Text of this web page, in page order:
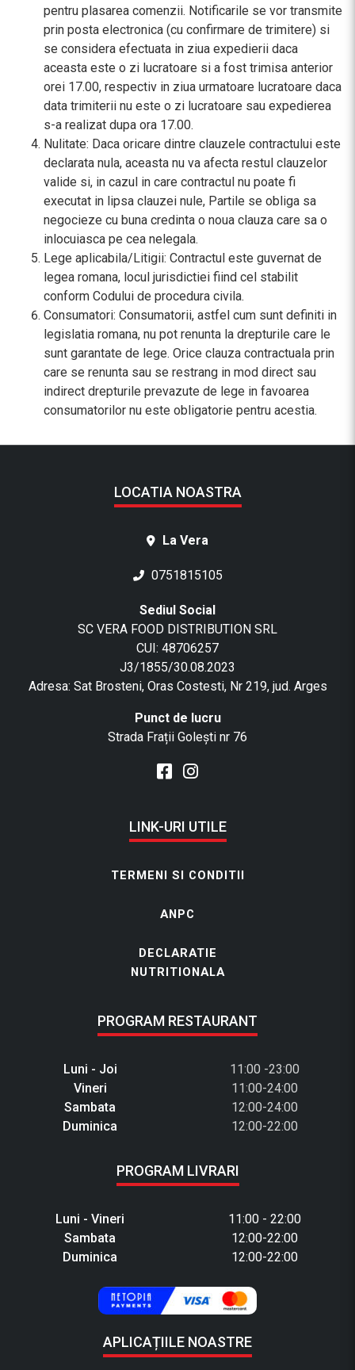
pentru plasarea comenzii. Notificarile se vor transmite
prin posta electronica (cu confirmare de trimitere) si
se considera efectuata in ziua expedierii daca
aceasta este o zi lucratoare si a fost trimisa anterior
orei 17.00, respectiv in ziua urmatoare lucratoare daca
data trimiterii nu este o zi lucratoare sau expedierea
s-a realizat dupa ora 17.00.
Nulitate: Daca oricare dintre clauzele contractului este
declarata nula, aceasta nu va afecta restul clauzelor
valide si, in cazul in care contractul nu poate fi
executat in lipsa clauzei nule, Partile se obliga sa
negocieze cu buna credinta o noua clauza care sa o
inlocuiasca pe cea nelegala.
Lege aplicabila/Litigii: Contractul este guvernat de
legea romana, locul jurisdictiei fiind cel stabilit
conform Codului de procedura civila.
Consumatori: Consumatorii, astfel cum sunt definiti in
legislatia romana, nu pot renunta la drepturile care le
sunt garantate de lege. Orice clauza contractuala prin
care se renunta sau se restrang in mod direct sau
indirect drepturile prevazute de lege in favoarea
consumatorilor nu este obligatorie pentru acestia.
LOCATIA NOASTRA
La Vera
0751815105
Sediul Social
SC VERA FOOD DISTRIBUTION SRL
CUI: 48706257
J3/1855/30.08.2023
Adresa: Sat Brosteni, Oras Costesti, Nr 219, jud. Arges
Punct de lucru
Strada Frații Golești nr 76
LINK-URI UTILE
TERMENI SI CONDITII
ANPC
DECLARATIE
NUTRITIONALA
PROGRAM RESTAURANT
Luni - Joi
11:00 -23:00
Vineri
11:00-24:00
Sambata
12:00-24:00
Duminica
12:00-22:00
PROGRAM LIVRARI
Luni - Vineri
11:00 - 22:00
Sambata
12:00-22:00
Duminica
12:00-22:00
APLICAȚIILE NOASTRE